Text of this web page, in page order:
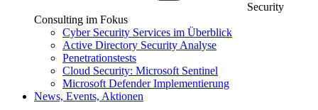
Security
Consulting im Fokus
Cyber Security Services im Überblick
Active Directory Security Analyse
Penetrationstests
Cloud Security: Microsoft Sentinel
Microsoft Defender Implementierung
News, Events, Aktionen